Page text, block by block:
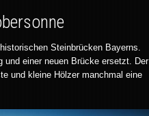
Steinbrücken Bayerns.
und einer neuen Brücke ersetzt. Der
und kleine Hölzer manchmal eine